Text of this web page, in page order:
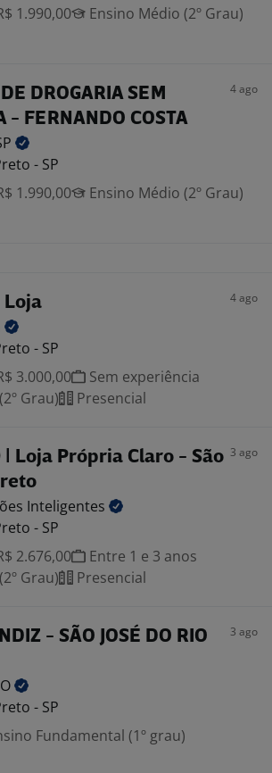
1.990,00
Ensino Médio (2º Grau)
DROGARIA SEM
- FERNANDO COSTA
4 ago
- SP
1.990,00
Ensino Médio (2º Grau)
Loja 4 ago
- SP
3.000,00
Sem experiência
Grau)
Presencial
| Loja Própria Claro - São 3 ago
Inteligentes
- SP
2.676,00
Entre 1 e 3 anos
Grau)
Presencial
- SÃO JOSÉ DO RIO
3 ago
- SP
Fundamental (1º grau)